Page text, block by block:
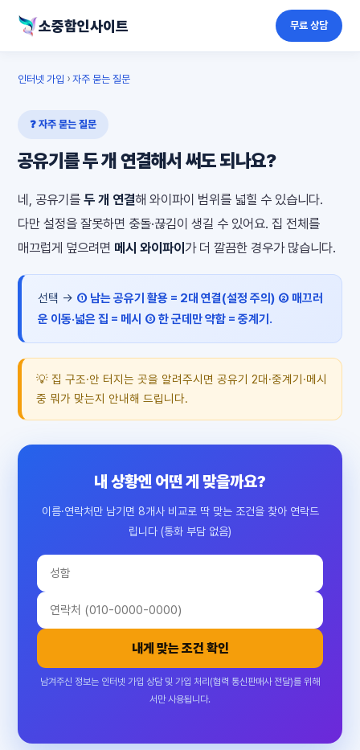
소중함인사이트 무료 상담
인터넷 가입 › 자주 묻는 질문
❓ 자주 묻는 질문
공유기를 두 개 연결해서 써도 되나요?
네, 공유기를 두 개 연결해 와이파이 범위를 넓힐 수 있습니다.
다만 설정을 잘못하면 충돌·끊김이 생길 수 있어요. 집 전체를
매끄럽게 덮으려면 메시 와이파이 가 더 깔끔한 경우가 많습니다.
선택 → ① 남는 공유기 활용 = 2대 연결(설정 주의) ② 매끄러
운 이동·넓은 집 = 메시 ③ 한 군데만 약함 = 중계기.
💡 집 구조·안 터지는 곳을 알려주시면 공유기 2대·중계기·메시
중 뭐가 맞는지 안내해 드립니다.
내 상황엔 어떤 게 맞을까요?
이름·연락처만 남기면 8개사 비교로 딱 맞는 조건을 찾아 연락드
립니다 (통화 부담 없음)
내게 맞는 조건 확인
남겨주신 정보는 인터넷 가입 상담 및 가입 처리(협력 통신판매사 전달)를 위해
서만 사용됩니다.